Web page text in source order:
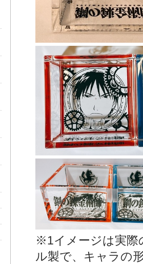
※1イメージは実際
ル製で、キャラの